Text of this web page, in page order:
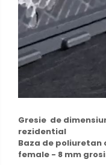
Gresie de
rezidential
Baza de poliuretan
female - 8 mm